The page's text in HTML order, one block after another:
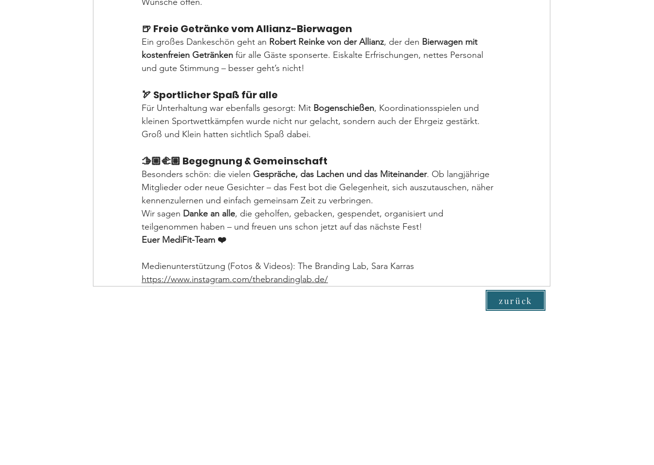
🍺 Freie Getränke vom Allianz-Bierwagen
Ein großes Dankeschön geht an Robert Reinke von der Allianz, der den Bierwagen mit
kostenfreien Getränken für alle Gäste sponserte. Eiskalte Erfrischungen, nettes Personal
und gute Stimmung – besser geht’s nicht!
🏹 Sportlicher Spaß für alle
Für Unterhaltung war ebenfalls gesorgt: Mit Bogenschießen, Koordinationsspielen und
kleinen Sportwettkämpfen wurde nicht nur gelacht, sondern auch der Ehrgeiz gestärkt.
Groß und Klein hatten sichtlich Spaß dabei.
🫱🏼‍🫲🏽 Begegnung & Gemeinschaft
Besonders schön: die vielen Gespräche, das Lachen und das Miteinander. Ob langjährige
Mitglieder oder neue Gesichter – das Fest bot die Gelegenheit, sich auszutauschen, näher
kennenzulernen und einfach gemeinsam Zeit zu verbringen.
Wir sagen Danke an alle, die geholfen, gebacken, gespendet, organisiert und
teilgenommen haben – und freuen uns schon jetzt auf das nächste Fest!
Euer MediFit-Team ❤️
Medienunterstützung (Fotos & Videos): The Branding Lab, Sara Karras
https://www.instagram.com/thebrandinglab.de/
zurück